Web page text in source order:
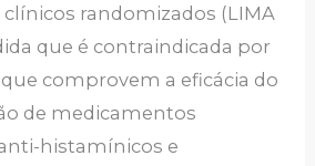
randomizados (LIMA
que é contraindicada por
comprovem a eficácia do
de medicamentos
histamínicos e